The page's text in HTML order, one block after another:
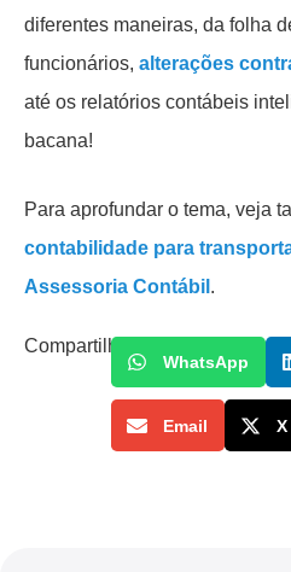
diferentes maneiras, da folha
funcionários, alterações
até os relatórios contábeis
bacana!
Para aprofundar o tema, veja
contabilidade para
Assessoria Contábil .
Compartilhe
WhatsApp
Email X